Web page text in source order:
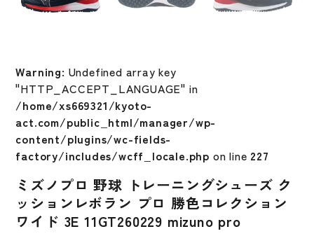
Warning: Undefined array key
"HTTP_ACCEPT_LANGUAGE" in
/home/xs669321/kyoto-
act.com/public_html/manager/wp-
content/plugins/wc-fields-
factory/includes/wcff_locale.php on line 227
ミズノプロ 野球 トレーニングシューズ ク
ッションレボラン プロ 勝色コレクション
ワイド 3E 11GT260229 mizuno pro